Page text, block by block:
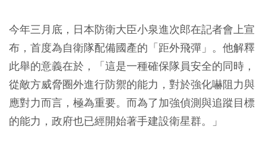
今年三月底，日本防衛大臣小泉進次郎在記者會上宣
布，首度為自衛隊配備國產的「距外飛彈」。他解釋
此舉的意義在於，「這是一種確保隊員安全的同時，
從敵方威脅圈外進行防禦的能力，對於強化嚇阻力與
應對力而言，極為重要。而為了加強偵測與追蹤目標
的能力，政府也已經開始著手建設衛星群。」